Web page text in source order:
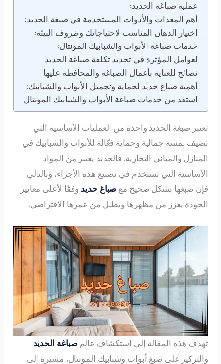
عملية صباغة الحديد:
أهم المعدات والأدوات المستخدمة في صبغة الحديد:
اختيار الدهان المناسب لاحتياجاتك وظروف البيئة:
خدمات صباغة الأبواب والشبابيك المونتال:
لعوامل المؤثرة في تحديد تكلفة صباغة الحديد
نصائح للعناية بأعمال الصباغة والمحافظة عليها
أهمية صباغ حديد لحماية وتجميل الأبواب والشبابيك:
استفد من خدمات صباغة الأبواب والشبابيك المونتال
تعتبر صبغة الحديد واحدة من العمليات الأساسية التي
تضيف لمسة جمالية وحماية فعّالة للأبواب والشبابيك في
المنازل والمباني التجارية. فالحديد يعتبر من المواد
الأساسية التي تستخدم في تصنيع هذه الأجزاء، وبالتالي
فإن صبغها بشكل صحيح معصباغ حديد وفقًا لأعلى معايير
الجودة يعزز من مظهرها ويطيل من عمرها الافتراضي.
تهدف هذه المقالة إلى استكشاف عالمصباغة الحديد
والتركيز على صبغ أبواب وشبابيك المونتال، مشيرة إلى